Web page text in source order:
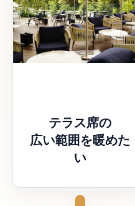
テラス席の
広い範囲を暖めた
い